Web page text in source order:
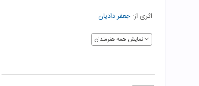
اثری از: جعفر دادیان
نمایش همه هنرمندان